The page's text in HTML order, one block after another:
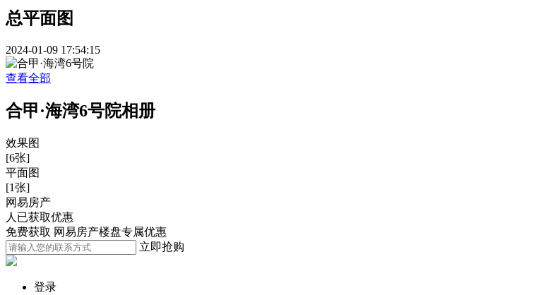
总平面图
2024-01-09 17:54:15
查看全部
合甲·海湾6号院相册
效果图
[6张]
平面图
[1张]
网易房产
人已获取优惠
免费获取 网易房产楼盘专属优惠
立即抢购
登录